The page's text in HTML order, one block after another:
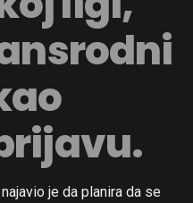
je da planira da se